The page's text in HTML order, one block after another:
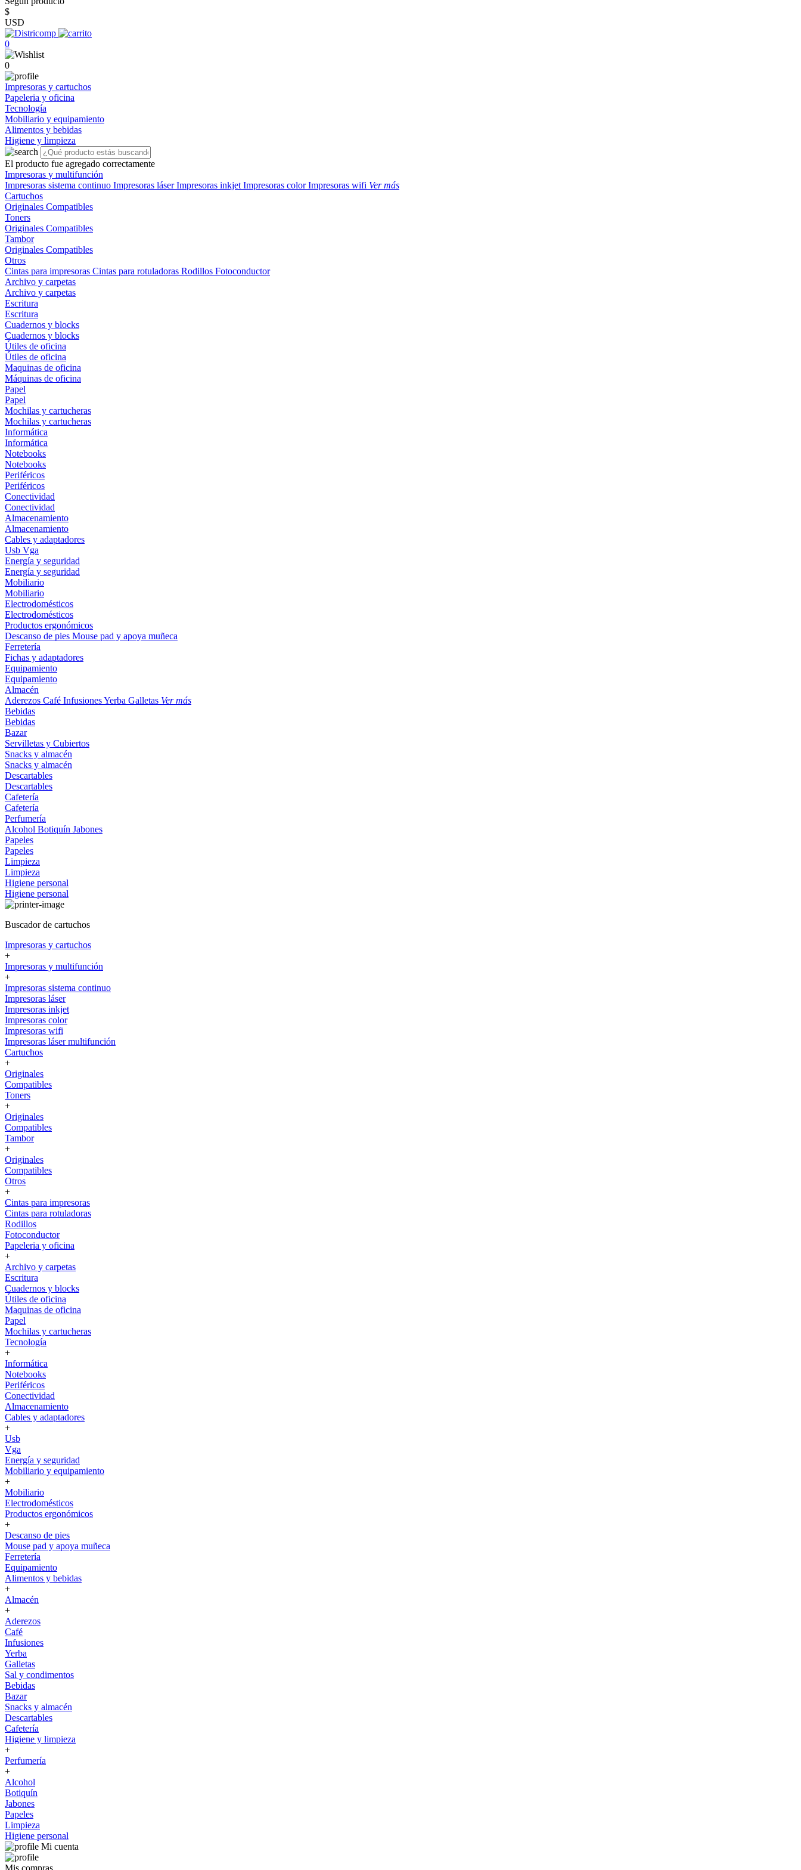
$
USD
0
0
Impresoras y cartuchos
Papeleria y oficina
Tecnología
Mobiliario y equipamiento
Alimentos y bebidas
Higiene y limpieza
El producto fue agregado correctamente
Impresoras y multifunción
Impresoras sistema continuo Impresoras láserImpresoras inkjet Impresoras colorImpresoras wifi Ver más
Cartuchos
Originales Compatibles
Toners
Originales Compatibles
Tambor
Originales Compatibles
Otros
Cintas para impresoras Cintas para rotuladoras Rodillos Fotoconductor
Archivo y carpetas
Archivo y carpetas
Escritura
Escritura
Cuadernos y blocks
Cuadernos y blocks
Útiles de oficina
Útiles de oficina
Maquinas de oficina
Máquinas de oficina
Papel
Papel
Mochilas y cartucheras
Mochilas y cartucheras
Informática
Informática
Notebooks
Notebooks
Periféricos
Periféricos
Conectividad
Conectividad
Almacenamiento
Almacenamiento
Cables y adaptadores
Usb Vga
Energía y seguridad
Energía y seguridad
Mobiliario
Mobiliario
Electrodomésticos
Electrodomésticos
Productos ergonómicos
Descanso de pies Mouse pad y apoya muñeca
Ferretería
Fichas y adaptadores
Equipamiento
Equipamiento
Almacén
Aderezos Café InfusionesYerba Galletas Ver más
Bebidas
Bebidas
Bazar
Servilletas y Cubiertos
Snacks y almacén
Snacks y almacén
Descartables
Descartables
Cafetería
Cafetería
Perfumería
Alcohol Botiquín Jabones
Papeles
Papeles
Limpieza
Limpieza
Higiene personal
Higiene personal
Buscador de cartuchos
Impresoras y cartuchos
+
Impresoras y multifunción
+
Impresoras sistema continuo
Impresoras láser
Impresoras inkjet
Impresoras color
Impresoras wifi
Impresoras láser multifunción
Cartuchos
+
Originales
Compatibles
Toners
+
Originales
Compatibles
Tambor
+
Originales
Compatibles
Otros
+
Cintas para impresoras
Cintas para rotuladoras
Rodillos
Fotoconductor
Papeleria y oficina
+
Archivo y carpetas
Escritura
Cuadernos y blocks
Útiles de oficina
Maquinas de oficina
Papel
Mochilas y cartucheras
Tecnología
+
Informática
Notebooks
Periféricos
Conectividad
Almacenamiento
Cables y adaptadores
+
Usb
Vga
Energía y seguridad
Mobiliario y equipamiento
+
Mobiliario
Electrodomésticos
Productos ergonómicos
+
Descanso de pies
Mouse pad y apoya muñeca
Ferretería
Equipamiento
Alimentos y bebidas
+
Almacén
+
Aderezos
Café
Infusiones
Yerba
Galletas
Sal y condimentos
Bebidas
Bazar
Snacks y almacén
Descartables
Cafetería
Higiene y limpieza
+
Perfumería
+
Alcohol
Botiquín
Jabones
Papeles
Limpieza
Higiene personal
Mi cuenta
Mis compras